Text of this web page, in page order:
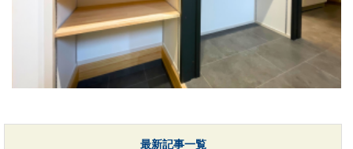
最新記事一覧